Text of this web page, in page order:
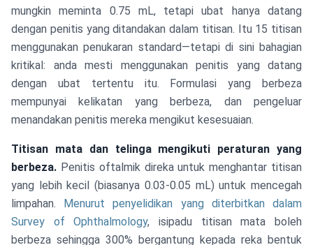
mungkin meminta 0.75 mL, tetapi ubat hanya datang
dengan penitis yang ditandakan dalam titisan. Itu 15 titisan
menggunakan penukaran standard—tetapi di sini bahagian
kritikal: anda mesti menggunakan penitis yang datang
dengan ubat tertentu itu. Formulasi yang berbeza
mempunyai kelikatan yang berbeza, dan pengeluar
menandakan penitis mereka mengikut kesesuaian.
Titisan mata dan telinga mengikuti peraturan yang
berbeza. Penitis oftalmik direka untuk menghantar titisan
yang lebih kecil (biasanya 0.03-0.05 mL) untuk mencegah
limpahan. Menurut penyelidikan yang diterbitkan dalam
Survey of Ophthalmology, isipadu titisan mata boleh
berbeza sehingga 300% bergantung kepada reka bentuk